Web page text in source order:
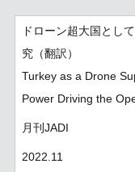
ドローン超大国とし
究（翻訳）
Turkey as a Drone
Power Driving the
月刊JADI
2022.11